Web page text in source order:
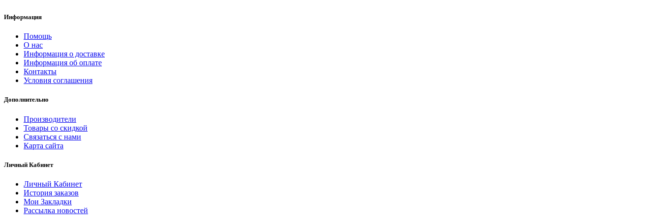
Информация
Помощь
О нас
Информация о доставке
Информация об оплате
Контакты
Условия соглашения
Дополнительно
Производители
Товары со скидкой
Связаться с нами
Карта сайта
Личный Кабинет
Личный Кабинет
История заказов
Мои Закладки
Рассылка новостей